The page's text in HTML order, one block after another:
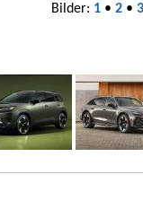
Bilder: 1 • 2 • 3